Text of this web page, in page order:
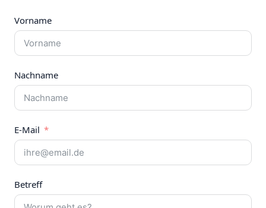
Vorname
Nachname
E-Mail
Betreff